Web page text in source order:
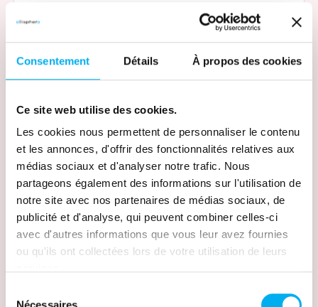
Consentement Détails À propos des cookies
Ce site web utilise des cookies.
Les cookies nous permettent de personnaliser le contenu
et les annonces, d'offrir des fonctionnalités relatives aux
médias sociaux et d'analyser notre trafic. Nous
partageons également des informations sur l'utilisation de
notre site avec nos partenaires de médias sociaux, de
publicité et d'analyse, qui peuvent combiner celles-ci
avec d'autres informations que vous leur avez fournies
ou qu'ils ont collectées lors de votre utilisation de leurs
Nécessaires
Découvrir le module
Évalue la dépendance économique du
fournisseur et les risques liés à sa
concentration vis-à-vis de clients ou
partenaires.
Découvrir le module
les connexions financières clés entre